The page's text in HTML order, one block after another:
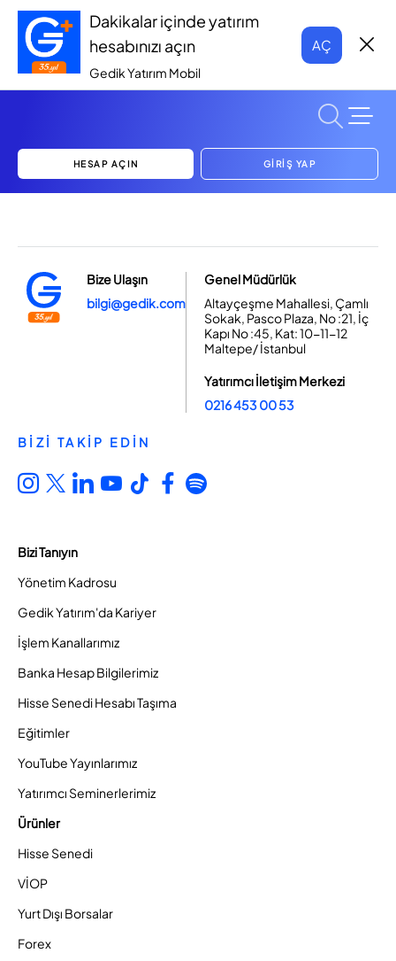
Dakikalar içinde yatırım
hesabınızı açın
Gedik Yatırım Mobil
AÇ
HESAP AÇIN GİRİŞ YAP
Bize Ulaşın
bilgi@gedik.com
Genel Müdürlük
Altayçeşme Mahallesi, Çamlı
Sokak, Pasco Plaza, No :21, İç
Kapı No :45, Kat: 10-11-12
Maltepe/ İstanbul
Yatırımcı İletişim Merkezi
0216 453 00 53
BİZİ TAKİP EDİN
Bizi Tanıyın
Yönetim Kadrosu
Gedik Yatırım'da Kariyer
İşlem Kanallarımız
Banka Hesap Bilgilerimiz
Hisse Senedi Hesabı Taşıma
Eğitimler
YouTube Yayınlarımız
Yatırımcı Seminerlerimiz
Ürünler
Hisse Senedi
VİOP
Yurt Dışı Borsalar
Forex